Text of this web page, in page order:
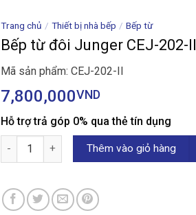
Trang chủ / Thiết bị nhà bếp / Bếp từ
Bếp từ đôi Junger CEJ-202-II
Mã sản phẩm: CEJ-202-II
7,800,000VND
Hỗ trợ trả góp 0% qua thẻ tín dụng
Bếp từ đôi Junger CEJ-202-II số lượng
Thêm vào giỏ hàng